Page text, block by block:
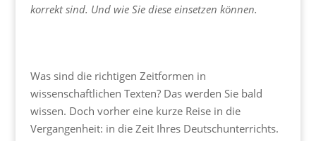
korrekt sind. Und wie Sie diese einsetzen können.
Was sind die richtigen Zeitformen in
wissenschaftlichen Texten? Das werden Sie bald
wissen. Doch vorher eine kurze Reise in die
Vergangenheit: in die Zeit Ihres Deutschunterrichts.